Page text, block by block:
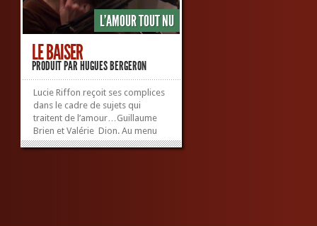
L'AMOUR TOUT NU
LE BAISER
PRODUIT PARHUGUES BERGERON
Lucie Riffon reçoit ses complices
dans le cadre de sujets qui
traitent de l’amour…Guillaume
Brien et Valérie Dion. Au menu
: ¨Le Baiser¨…. Baiser salé,